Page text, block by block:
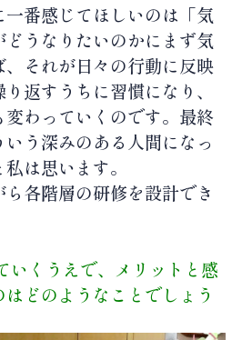
番感じてほしいのは「気
うなりたいのかにまず気
それが日々の行動に反映
返すうちに習慣になり、
わっていくのです。最終
う深みのある人間になっ
は思います。
各階層の研修を設計でき
いくうえで、メリットと感
どのようなことでしょう